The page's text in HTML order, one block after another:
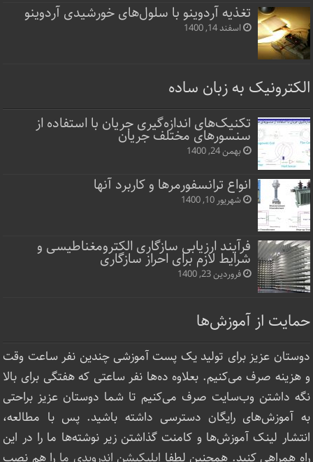
تغذیه آردوینو با سلول‌های خورشیدی آردوینو
اسفند 14, 1400
الکترونیک به زبان ساده
تکنیک‌های اندازه‌گیری جریان با استفاده از
سنسورهای مختلف جریان
بهمن 24, 1400
انواع ترانسفورمرها و کاربرد آنها
شهریور 10, 1400
فرآیند ارزیابی سازگاری الکترومغناطیسی و
شرایط لازم برای احراز سازگاری
فروردین 23, 1400
حمایت از آموزش‌ها
دوستان عزیز برای تولید یک پست آموزشی چندین نفر ساعت‌ وقت
و هزینه صرف می‌کنیم. بعلاوه ده‌ها نفر ساعتی که هفتگی برای بالا
نگه داشتن وب‌سایت صرف ‌می‌کنیم تا شما دوستان عزیز براحتی
به آموزش‌های رایگان دسترسی داشته باشید. پس با مطالعه،
انتشار لینک‌ آموزش‌ها و کامنت گذاشتن زیر نوشته‌‌ها ما را در این
راه همراهی کنید. همچنین لطفا اپلیکیشن اندرویدی ما را هم نصب